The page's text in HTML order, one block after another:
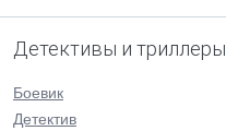
Детективы и триллеры
Боевик
Детектив